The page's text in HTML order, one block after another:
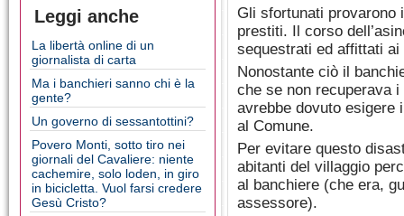
Leggi anche
La libertà online di un
giornalista di carta
Ma i banchieri sanno chi è la
gente?
Un governo di sessantottini?
Povero Monti, sotto tiro nei
giornali del Cavaliere: niente
cachemire, solo loden, in giro
in bicicletta. Vuol farsi credere
Gesù Cristo?
Gli sfortunati provarono
prestiti. Il corso
sequestrati ed affittati
Nonostante ciò il
che se non recuperava
avrebbe dovuto
al Comune.
Per evitare questo
abitanti del villaggio
al banchiere (che era,
assessore).